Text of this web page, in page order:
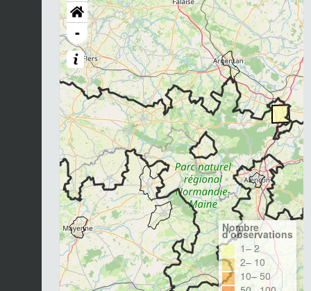
-
Nombre
d'observations
1– 2
2– 10
10– 50